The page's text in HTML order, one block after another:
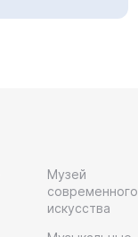
Музей
современного
искусства